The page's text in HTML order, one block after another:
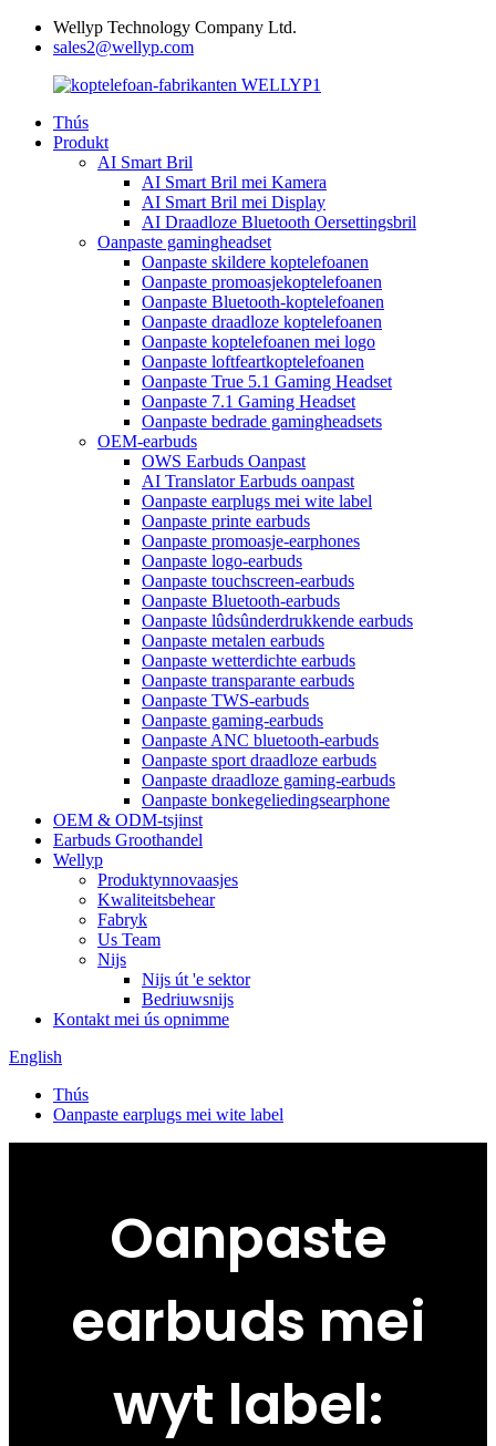
Wellyp Technology Company Ltd.
sales2@wellyp.com
Thús
Produkt
AI Smart Bril
AI Smart Bril mei Kamera
AI Smart Bril mei Display
AI Draadloze Bluetooth Oersettingsbril
Oanpaste gamingheadset
Oanpaste skildere koptelefoanen
Oanpaste promoasjekoptelefoanen
Oanpaste Bluetooth-koptelefoanen
Oanpaste draadloze koptelefoanen
Oanpaste koptelefoanen mei logo
Oanpaste loftfeartkoptelefoanen
Oanpaste True 5.1 Gaming Headset
Oanpaste 7.1 Gaming Headset
Oanpaste bedrade gamingheadsets
OEM-earbuds
OWS Earbuds Oanpast
AI Translator Earbuds oanpast
Oanpaste earplugs mei wite label
Oanpaste printe earbuds
Oanpaste promoasje-earphones
Oanpaste logo-earbuds
Oanpaste touchscreen-earbuds
Oanpaste Bluetooth-earbuds
Oanpaste lûdsûnderdrukkende earbuds
Oanpaste metalen earbuds
Oanpaste wetterdichte earbuds
Oanpaste transparante earbuds
Oanpaste TWS-earbuds
Oanpaste gaming-earbuds
Oanpaste ANC bluetooth-earbuds
Oanpaste sport draadloze earbuds
Oanpaste draadloze gaming-earbuds
Oanpaste bonkegeliedingsearphone
OEM & ODM-tsjinst
Earbuds Groothandel
Wellyp
Produktynnovaasjes
Kwaliteitsbehear
Fabryk
Us Team
Nijs
Nijs út 'e sektor
Bedriuwsnijs
Kontakt mei ús opnimme
English
Thús
Oanpaste earplugs mei wite label
Oanpaste
earbuds mei
wyt label: